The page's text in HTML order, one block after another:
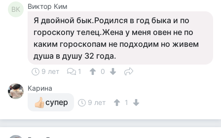
ВК Виктор Ким
Я двойной бык.Родился в год быка и по
гороскопу телец.Жена у меня овен не по
каким гороскопам не подходим но живем
душа в душу 32 года.
9 лет 1
0
Карина
супер 9 лет 1